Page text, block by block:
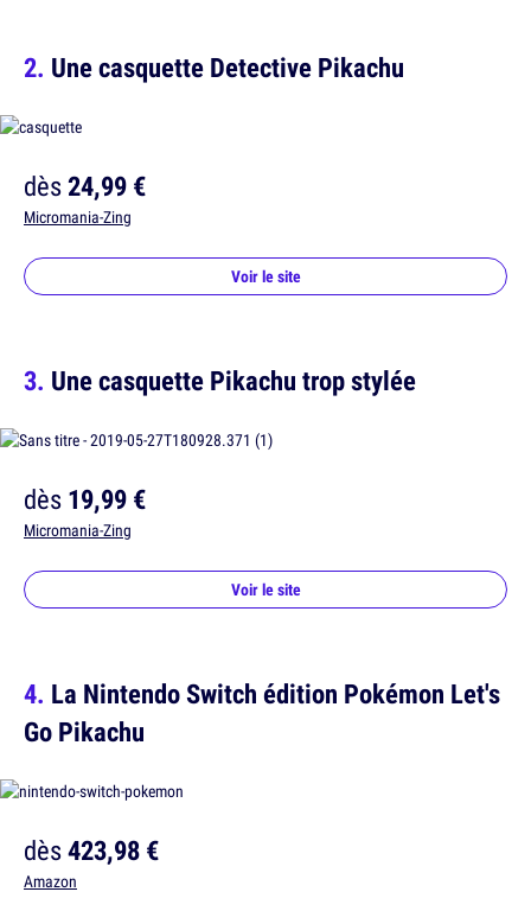
Une casquette Detective Pikachu
dès24,99 €
Micromania-Zing
Voir le site
Une casquette Pikachu trop stylée
dès19,99 €
Micromania-Zing
Voir le site
La Nintendo Switch édition Pokémon Let's
Go Pikachu
dès423,98 €
Amazon